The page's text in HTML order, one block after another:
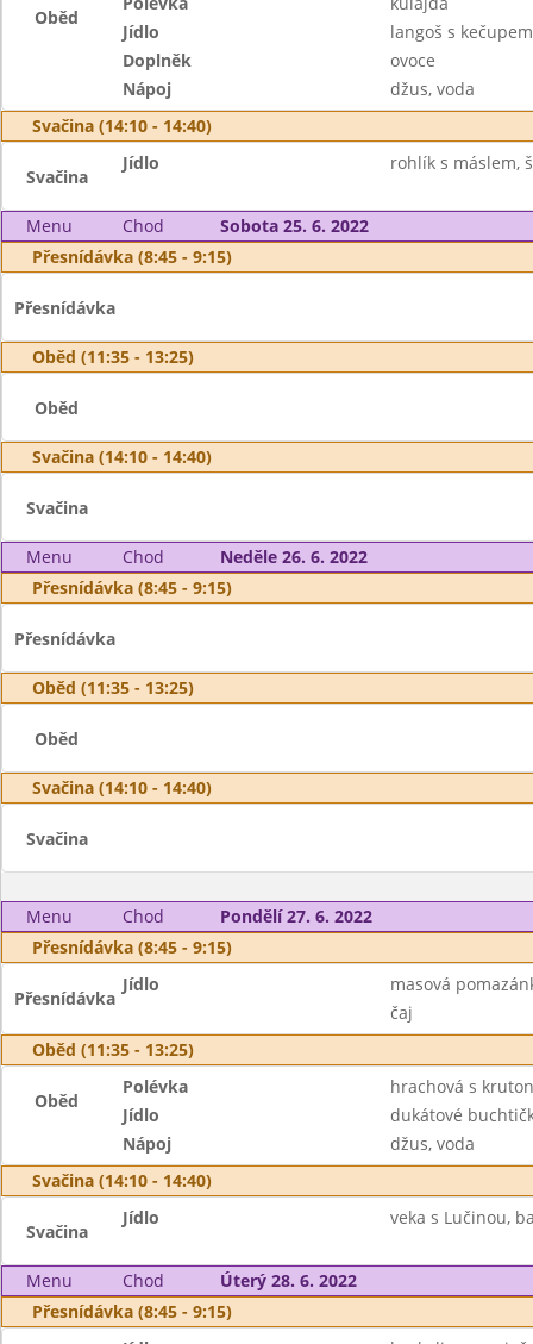
Oběd
Jídlo
langoš s
Doplněk
ovoce
Nápoj
džus, voda
Svačina (14:10 - 14:40)
Svačina
Jídlo rohlík s máslem,
Menu Chod
Sobota 25. 6. 2022
Přesnídávka (8:45 - 9:15)
Přesnídávka
Oběd (11:35 - 13:25)
Oběd
Svačina (14:10 - 14:40)
Svačina
Menu Chod
Neděle 26. 6. 2022
Přesnídávka (8:45 - 9:15)
Přesnídávka
Oběd (11:35 - 13:25)
Oběd
Svačina (14:10 - 14:40)
Svačina
Menu Chod
Pondělí 27. 6. 2022
Přesnídávka (8:45 - 9:15)
Přesnídávka
Jídlo
masová
čaj
Oběd (11:35 - 13:25)
Oběd
Polévka
hrachová s
Jídlo
dukátové
Nápoj
džus, voda
Svačina (14:10 - 14:40)
Svačina
Jídlo veka s Lučinou,
Menu Chod
Úterý 28. 6. 2022
Přesnídávka (8:45 - 9:15)